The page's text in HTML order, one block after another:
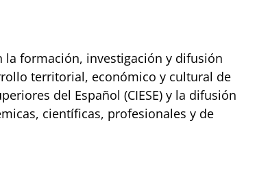
la formación, investigación y difusión
territorial, económico y cultural de
del Español (CIESE) y la difusión
científicas, profesionales y de